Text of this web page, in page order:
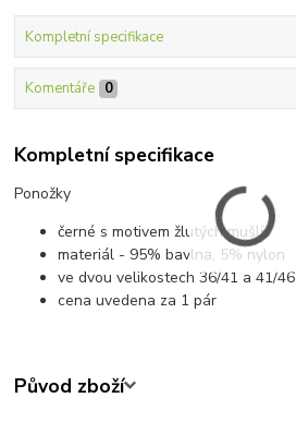
Kompletní specifikace
Komentáře 0
Kompletní specifikace
Ponožky
černé s motivem žlutých mušlí
materiál - 95% bavlna, 5% nylon
ve dvou velikostech 36/41 a 41/46
cena uvedena za 1 pár
Původ zboží